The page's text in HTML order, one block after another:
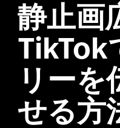
静止画
TikTok
リーを
せる方